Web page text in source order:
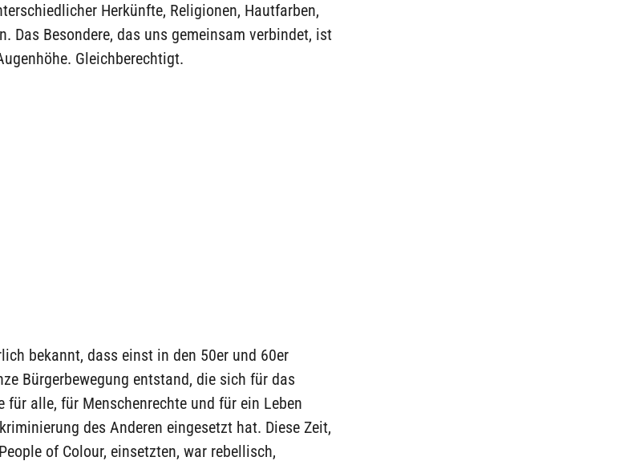
Herkünfte, Religionen, Hautfarben,
Das Besondere, das uns gemeinsam verbindet, ist
Gleichberechtigt.
bekannt, dass einst in den 50er und 60er
Bürgerbewegung entstand, die sich für das
für alle, für Menschenrechte und für ein Leben
des Anderen eingesetzt hat. Diese Zeit,
of Colour, einsetzten, war rebellisch,